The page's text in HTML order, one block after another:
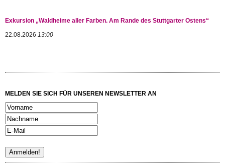
Exkursion „Waldheime aller Farben. Am Rande des Stuttgarter Ostens“
22.08.2026 13:00
MELDEN SIE SICH FÜR UNSEREN NEWSLETTER AN